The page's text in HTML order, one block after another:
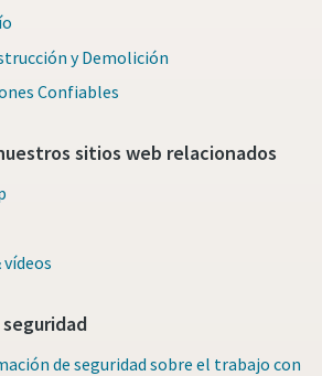
y Demolición
Confiables
sitios web relacionados
de seguridad sobre el trabajo con